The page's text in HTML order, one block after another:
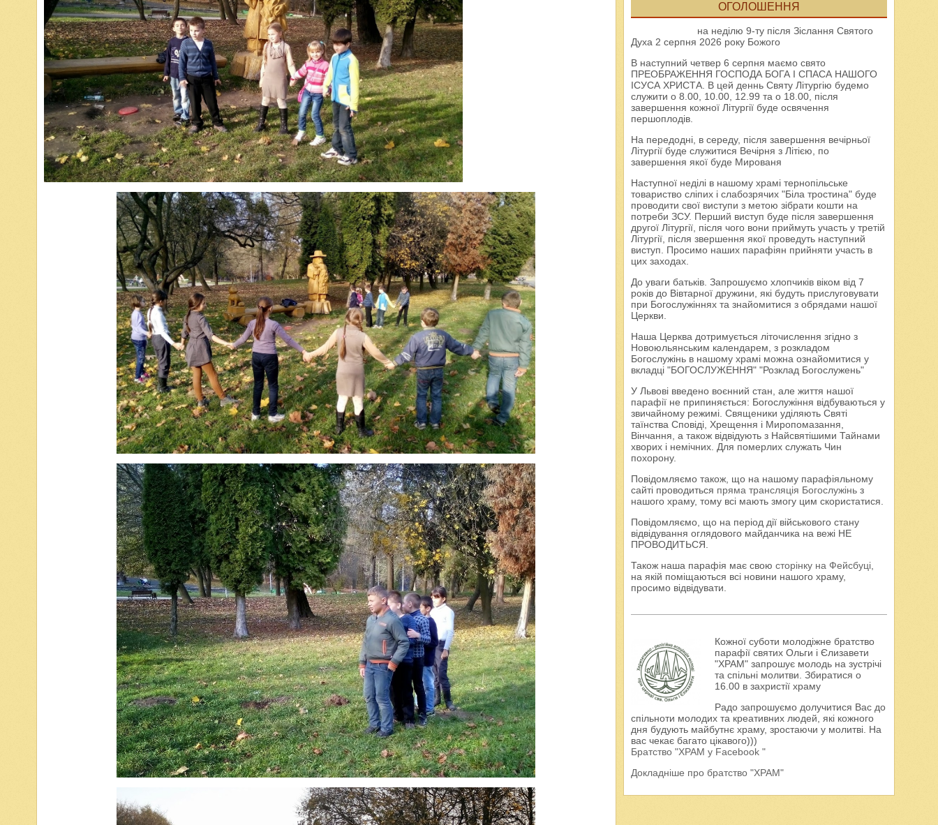
ОГОЛОШЕННЯ
на неділю 9-ту після Зіслання Святого
Духа 2 серпня 2026 року Божого
В наступний четвер 6 серпня маємо свято
ПРЕОБРАЖЕННЯ ГОСПОДА БОГА І СПАСА НАШОГО
ІСУСА ХРИСТА. В цей деннь Святу Літургію будемо
служити о 8.00, 10.00, 12.99 та о 18.00, після
завершення кожної Літургії буде освячення
першоплодів.
На передодні, в середу, після завершення вечірньої
Літургії буде служитися Вечірня з Літією, по
завершення якої буде Мированя
Наступної неділі в нашому храмі тернопільське
товариство сліпих і слабозрячих "Біла тростина" буде
проводити свої виступи з метою зібрати кошти на
потреби ЗСУ. Перший виступ буде після завершення
другої Літургії, після чого вони приймуть участь у третій
Літургії, після звершення якої проведуть наступний
виступ. Просимо наших парафіян прийняти участь в
цих заходах.
До уваги батьків. Запрошуємо хлопчиків віком від 7
років до Вівтарної дружини, які будуть прислуговувати
при Богослужіннях та знайомитися з обрядами нашої
Церкви.
Наша Церква дотримується літочислення згідно з
Новоюльянським календарем, з розкладом
Богослужінь в нашому храмі можна ознайомитися у
вкладці "БОГОСЛУЖЕННЯ" "Розклад Богослужень"
У Львові введено воєнний стан, але життя нашої
парафії не припиняється: Богослужіння відбуваються у
звичайному режимі. Священики уділяють Святі
таїнства Сповіді, Хрещення і Миропомазання,
Вінчання, а також відвідують з Найсвятішими Тайнами
хворих і немічних. Для померлих служать Чин
похорону.
Повідомляємо також, що на нашому парафіяльному
сайті проводиться пряма трансляція Богослужіньз
нашого храму, тому всі мають змогу цим скористатися.
Повідомляємо, що на період дії військового стану
відвідування оглядового майданчика на вежі НЕ
ПРОВОДИТЬСЯ.
Також наша парафія має свою сторінку на Фейсбуці,
на якій поміщаються всі новини нашого храму,
просимо відвідувати.
Кожної суботи молодіжне братство
парафії святих Ольги і Єлизавети
"ХРАМ" запрошує молодь на зустрічі
та спільні молитви. Збиратися о
16.00 в захристії храму
Радо запрошуємо долучитися Вас до
спільноти молодих та креативних людей, які кожного
дня будують майбутнє храму, зростаючи у молитві. На
вас чекає багато цікавого)))
Братство "ХРАМ у Facebook "
Докладніше про братство "ХРАМ"